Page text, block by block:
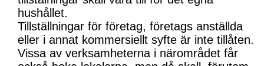
hushållet.
Tillställningar för företag, företags anställda
eller i annat kommersiellt syfte är inte tillåten.
Vissa av verksamheterna i närområdet får